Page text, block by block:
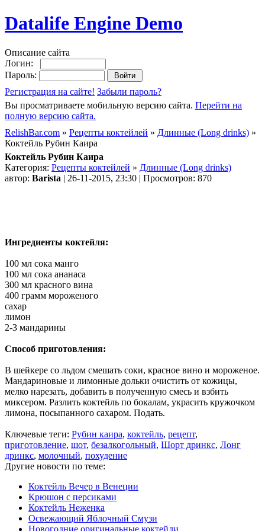
Datalife Engine Demo
Описание сайта
Логин:
Пароль:
Регистрация на сайте! Забыли пароль?
Вы просматриваете мобильную версию сайта. Перейти на
полную версию сайта.
RelishBar.com » Рецепты коктейлей » Длинные (Long drinks) »
Коктейль Рубин Каира
Коктейль Рубин Каира
Категория: Рецепты коктейлей » Длинные (Long drinks)
автор: Barista | 26-11-2015, 23:30 | Просмотров: 870
Ингредиенты коктейля:
100 мл сока манго
100 мл сока ананаса
300 мл красного вина
400 грамм мороженого
сахар
лимон
2-3 мандарины
Способ приготовления:
В шейкере со льдом смешать соки, красное вино и мороженое.
Мандариновые и лимонные дольки очистить от кожицы,
мелко нарезать, добавить в полученную смесь и взбить
миксером. Разлить коктейль по бокалам, украсить кружочком
лимона, посыпанного сахаром. Подать.
Ключевые теги: Рубин каира, коктейль, рецепт,
приготовление, шот, безалкогольный, Шорт дринкс, Лонг
дринкс, молочный, похудение
Другие новости по теме:
Коктейль Вечер в Венеции
Крюшон с персиками
Коктейль Неженка
Освежающий Яблочный Смузи
Новогодние оригинальные коктейли